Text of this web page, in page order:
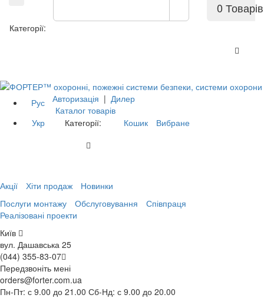
0 Товарів
Категорії:
Рус
Укр
Авторизація | Дилер
Каталог товарів
Категорії:
Кошик Вибране
Акції Хіти продаж
Новинки
Послуги монтажу
Обслуговування
Співпраця
Реалізовані проекти
Київ
вул. Дашавська 25
(044) 355-83-07
Передзвоніть мені
orders@forter.com.ua
Пн-Пт: с 9.00 до 21.00 Сб-Нд: с 9.00 до 20.00